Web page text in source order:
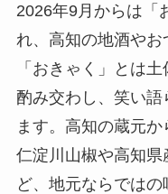
2026年9月からは「
れ、高知の地酒やお
「おきゃく」とは
酌み交わし、笑い
ます。高知の蔵元か
仁淀川山椒や高知
ど、地元ならでは